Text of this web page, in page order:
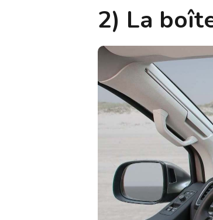
2) La